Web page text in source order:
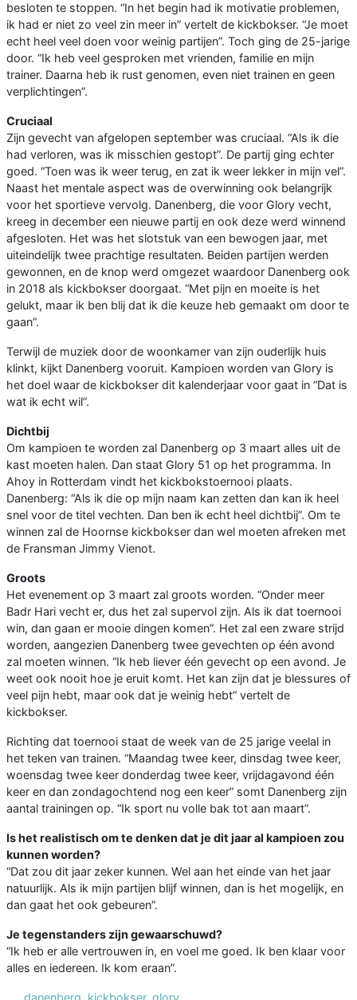
besloten te stoppen. “In het begin had ik motivatie problemen,
ik had er niet zo veel zin meer in” vertelt de kickbokser. “Je moet
echt heel veel doen voor weinig partijen”. Toch ging de 25-jarige
door. “Ik heb veel gesproken met vrienden, familie en mijn
trainer. Daarna heb ik rust genomen, even niet trainen en geen
verplichtingen”.
Cruciaal
Zijn gevecht van afgelopen september was cruciaal. “Als ik die
had verloren, was ik misschien gestopt”. De partij ging echter
goed. “Toen was ik weer terug, en zat ik weer lekker in mijn vel”.
Naast het mentale aspect was de overwinning ook belangrijk
voor het sportieve vervolg. Danenberg, die voor Glory vecht,
kreeg in december een nieuwe partij en ook deze werd winnend
afgesloten. Het was het slotstuk van een bewogen jaar, met
uiteindelijk twee prachtige resultaten. Beiden partijen werden
gewonnen, en de knop werd omgezet waardoor Danenberg ook
in 2018 als kickbokser doorgaat. “Met pijn en moeite is het
gelukt, maar ik ben blij dat ik die keuze heb gemaakt om door te
gaan”.
Terwijl de muziek door de woonkamer van zijn ouderlijk huis
klinkt, kijkt Danenberg vooruit. Kampioen worden van Glory is
het doel waar de kickbokser dit kalenderjaar voor gaat in “Dat is
wat ik echt wil”.
Dichtbij
Om kampioen te worden zal Danenberg op 3 maart alles uit de
kast moeten halen. Dan staat Glory 51 op het programma. In
Ahoy in Rotterdam vindt het kickbokstoernooi plaats.
Danenberg: “Als ik die op mijn naam kan zetten dan kan ik heel
snel voor de titel vechten. Dan ben ik echt heel dichtbij”. Om te
winnen zal de Hoornse kickbokser dan wel moeten afreken met
de Fransman Jimmy Vienot.
Groots
Het evenement op 3 maart zal groots worden. “Onder meer
Badr Hari vecht er, dus het zal supervol zijn. Als ik dat toernooi
win, dan gaan er mooie dingen komen”. Het zal een zware strijd
worden, aangezien Danenberg twee gevechten op één avond
zal moeten winnen. “Ik heb liever één gevecht op een avond. Je
weet ook nooit hoe je eruit komt. Het kan zijn dat je blessures of
veel pijn hebt, maar ook dat je weinig hebt” vertelt de
kickbokser.
Richting dat toernooi staat de week van de 25 jarige veelal in
het teken van trainen. “Maandag twee keer, dinsdag twee keer,
woensdag twee keer donderdag twee keer, vrijdagavond één
keer en dan zondagochtend nog een keer” somt Danenberg zijn
aantal trainingen op. “Ik sport nu volle bak tot aan maart”.
Is het realistisch om te denken dat je dit jaar al kampioen zou
kunnen worden?
“Dat zou dit jaar zeker kunnen. Wel aan het einde van het jaar
natuurlijk. Als ik mijn partijen blijf winnen, dan is het mogelijk, en
dan gaat het ook gebeuren”.
Je tegenstanders zijn gewaarschuwd?
“Ik heb er alle vertrouwen in, en voel me goed. Ik ben klaar voor
alles en iedereen. Ik kom eraan”.
danenberg, kickbokser, glory